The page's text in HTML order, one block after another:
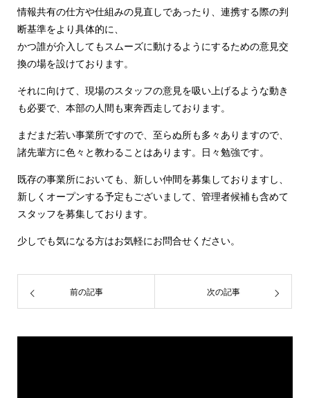
情報共有の仕方や仕組みの見直しであったり、連携する際の判
断基準をより具体的に、
かつ誰が介入してもスムーズに動けるようにするための意見交
換の場を設けております。
それに向けて、現場のスタッフの意見を吸い上げるような動き
も必要で、本部の人間も東奔西走しております。
まだまだ若い事業所ですので、至らぬ所も多々ありますので、
諸先輩方に色々と教わることはあります。日々勉強です。
既存の事業所においても、新しい仲間を募集しておりますし、
新しくオープンする予定もございまして、管理者候補も含めて
スタッフを募集しております。
少しでも気になる方はお気軽にお問合せください。
前の記事 次の記事